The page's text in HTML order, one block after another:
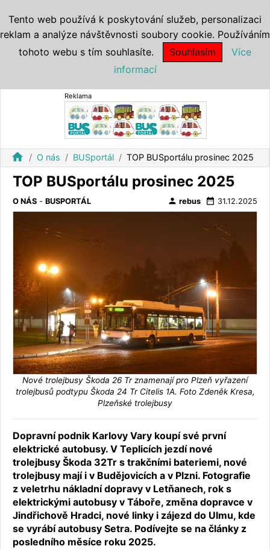
Reklama
home O nás BUSportál TOP BUSportálu prosinec 2025
TOP BUSportálu prosinec 2025
O NÁS - BUSPORTÁL person rebus date_range 31.12.2025
Nové trolejbusy Škoda 26 Tr znamenají pro Plzeň vyřazení
trolejbusů podtypu Škoda 24 Tr Citelis 1A. Foto Zdeněk Kresa,
Plzeňské trolejbusy
Dopravní podnik Karlovy Vary koupí své první
elektrické autobusy. V Teplicích jezdí nové
trolejbusy Škoda 32Tr s trakčními bateriemi, nové
trolejbusy mají i v Budějovicích a v Plzni. Fotografie
z veletrhu nákladní dopravy v Letňanech, rok s
elektrickými autobusy v Táboře, změna dopravce v
Jindřichově Hradci, nové linky i zájezd do Ulmu, kde
se vyrábí autobusy Setra. Podívejte se na články z
posledního měsíce roku 2025.
Tento web používá k poskytování služeb, personalizaci
reklam a analýze návštěvnosti soubory cookie. Používáním
tohoto webu s tím souhlasíte.
Souhlasím
Více
informací